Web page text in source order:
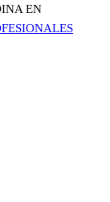
EN